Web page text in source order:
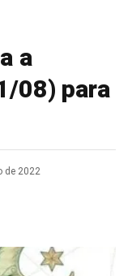
a
08) para
de 2022